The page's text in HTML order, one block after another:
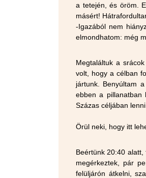
a tetején, és öröm.
másért!
-Igazából nem
elmondhatom: még
Megtaláltuk a
volt, hogy a célban
jártunk. Benyúltam
ebben a pillanatban
Százas céljában
Örül neki, hogy itt
Beértünk 20:40
megérkeztek, pár
felüljárón átkelni,